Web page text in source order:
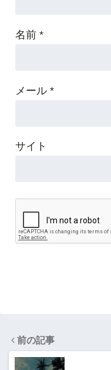
名前*
メール*
サイト
前の記事